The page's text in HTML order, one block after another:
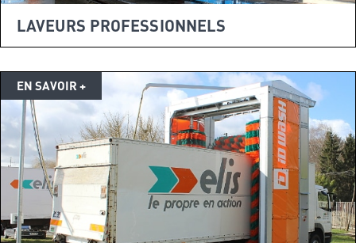
LAVEURS PROFESSIONNELS